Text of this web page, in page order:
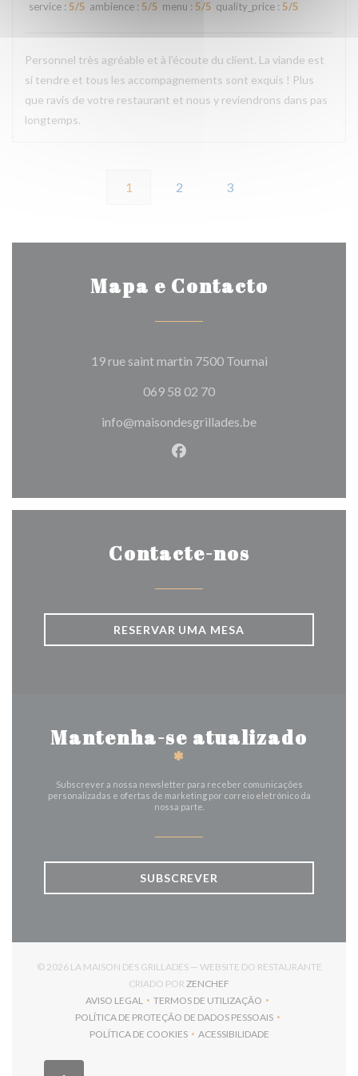
service : 5/5 ambience : 5/5 menu : 5/5 quality_price : 5/5
Personnel très agréable et à l'écoute du client. La viande est
si tendre et tous les accompagnements sont exquis ! Plus
que ravis de votre restaurant et nous y reviendrons dans pas
longtemps.
1 2 3
Mapa e Contacto
19 rue saint martin 7500 Tournai((abre numa
069 58 02 70
info@maisondesgrillades.be
Facebook ((abre numa nova
Contacte-nos
RESERVAR UMA MESA
Mantenha-se atualizado
*
Subscrever a nossa newsletter para receber comunicações
personalizadas e ofertas de marketing por correio eletrónico da
nossa parte.
SUBSCREVER
© 2026 LA MAISON DES GRILLADES — WEBSITE DO RESTAURANTE
CRIADO POR ZENCHEF
AVISO LEGAL
((ABRE NUMA NOVA JANELA))
TERMOS DE UTILIZAÇÃO
((ABRE NUMA NOVA JANELA))
POLÍTICA DE PROTEÇÃO DE DADOS PESSOAIS
((ABRE NUMA NOVA JANELA))
POLÍTICA DE COOKIES
((ABRE NUMA NOVA JANELA))
ACESSIBILIDADE
((ABRE NUMA NOVA